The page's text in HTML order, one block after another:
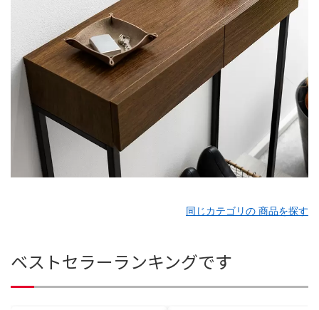
同じカテゴリの 商品を探す
ベストセラーランキングです